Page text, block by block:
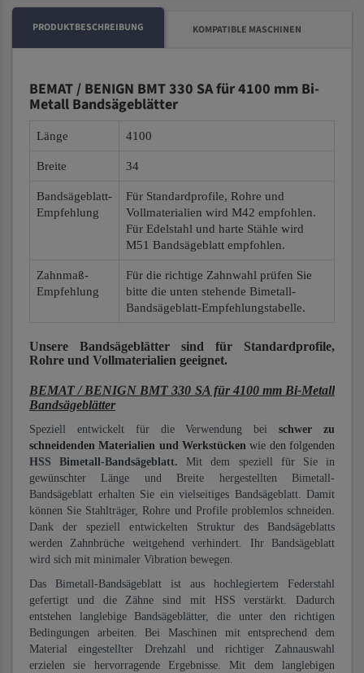
PRODUKTBESCHREIBUNG KOMPATIBLE MASCHINEN
BEMAT / BENIGN BMT 330 SA für 4100 mm Bi-
Metall Bandsägeblätter
Länge 4100
Breite 34
Bandsägeblatt-
Empfehlung
Für Standardprofile, Rohre und
Vollmaterialien wird M42 empfohlen.
Für Edelstahl und harte Stähle wird
M51 Bandsägeblatt empfohlen.
Zahnmaß-
Empfehlung
Für die richtige Zahnwahl prüfen Sie
bitte die unten stehende Bimetall-
Bandsägeblatt-Empfehlungstabelle.
Unsere Bandsägeblätter sind für Standardprofile,
Rohre und Vollmaterialien geeignet.
BEMAT / BENIGN BMT 330 SA für 4100 mm Bi-Metall
Bandsägeblätter
Speziell entwickelt für die Verwendung beischwer zu
schneidenden Materialien und Werkstücken wie den folgenden
HSS Bimetall-Bandsägeblatt. Mit dem speziell für Sie in
gewünschter Länge und Breite hergestellten Bimetall-
Bandsägeblatt erhalten Sie ein vielseitiges Bandsägeblatt. Damit
können Sie Stahlträger, Rohre und Profile problemlos schneiden.
Dank der speziell entwickelten Struktur des Bandsägeblatts
werden Zahnbrüche weitgehend verhindert. Ihr Bandsägeblatt
wird sich mit minimaler Vibration bewegen.
Das Bimetall-Bandsägeblatt ist aus hochlegiertem Federstahl
gefertigt und die Zähne sind mit HSS verstärkt. Dadurch
entstehen langlebige Bandsägeblätter, die unter den richtigen
Bedingungen arbeiten. Bei Maschinen mit entsprechend dem
Material eingestellter Drehzahl und richtiger Zahnauswahl
erzielen sie hervorragende Ergebnisse. Mit dem langlebigen